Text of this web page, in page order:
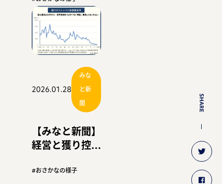
SHARE
初の４０００億
円超
2026.01.28
みな
と新
聞
【みなと新聞】
経営と獲り控え
【連載】スルメ
#おさかなの様子